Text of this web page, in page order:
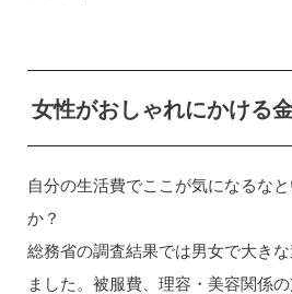
女性がおしゃれにかける
自分の生活費でここが気になるな
か？
総務省の調査結果では男女で大き
ました。被服費、理容・美容関係